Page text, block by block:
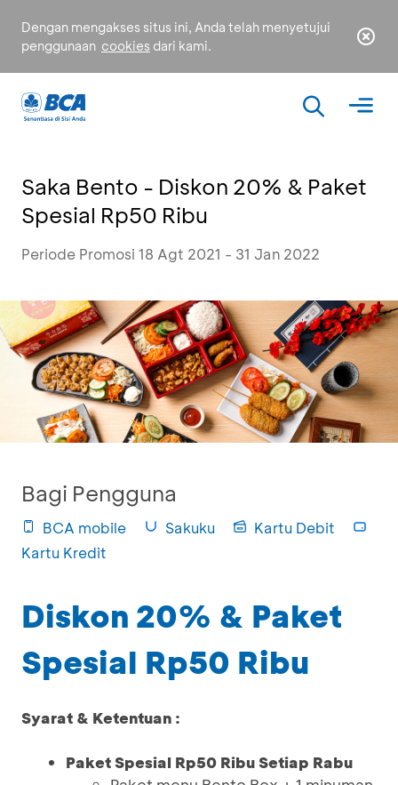
Dengan mengakses situs ini, Anda telah menyetujui
penggunaan cookies dari kami.
Saka Bento - Diskon 20% & Paket
Spesial Rp50 Ribu
Periode Promosi 18 Agt 2021 - 31 Jan 2022
Bagi Pengguna
BCA mobile Sakuku
Kartu Debit
Kartu Kredit
Diskon 20% & Paket
Spesial Rp50 Ribu
Syarat & Ketentuan :
Paket Spesial Rp50 Ribu Setiap Rabu